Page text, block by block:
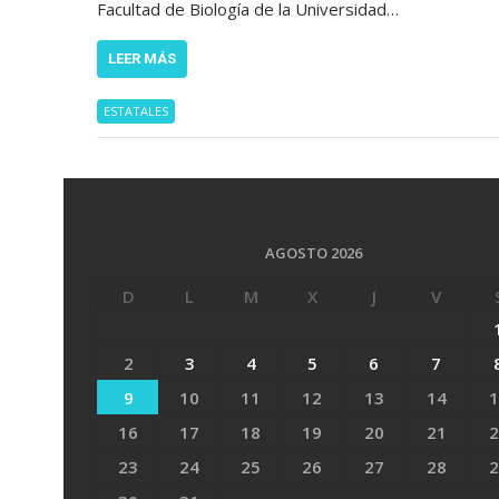
Facultad de Biología de la Universidad…
LEER MÁS
ESTATALES
AGOSTO 2026
D L M X J V
1
2
3 4 5 6 7
9
10 11 12 13 14
16
17 18 19 20 21
23
24 25 26 27 28